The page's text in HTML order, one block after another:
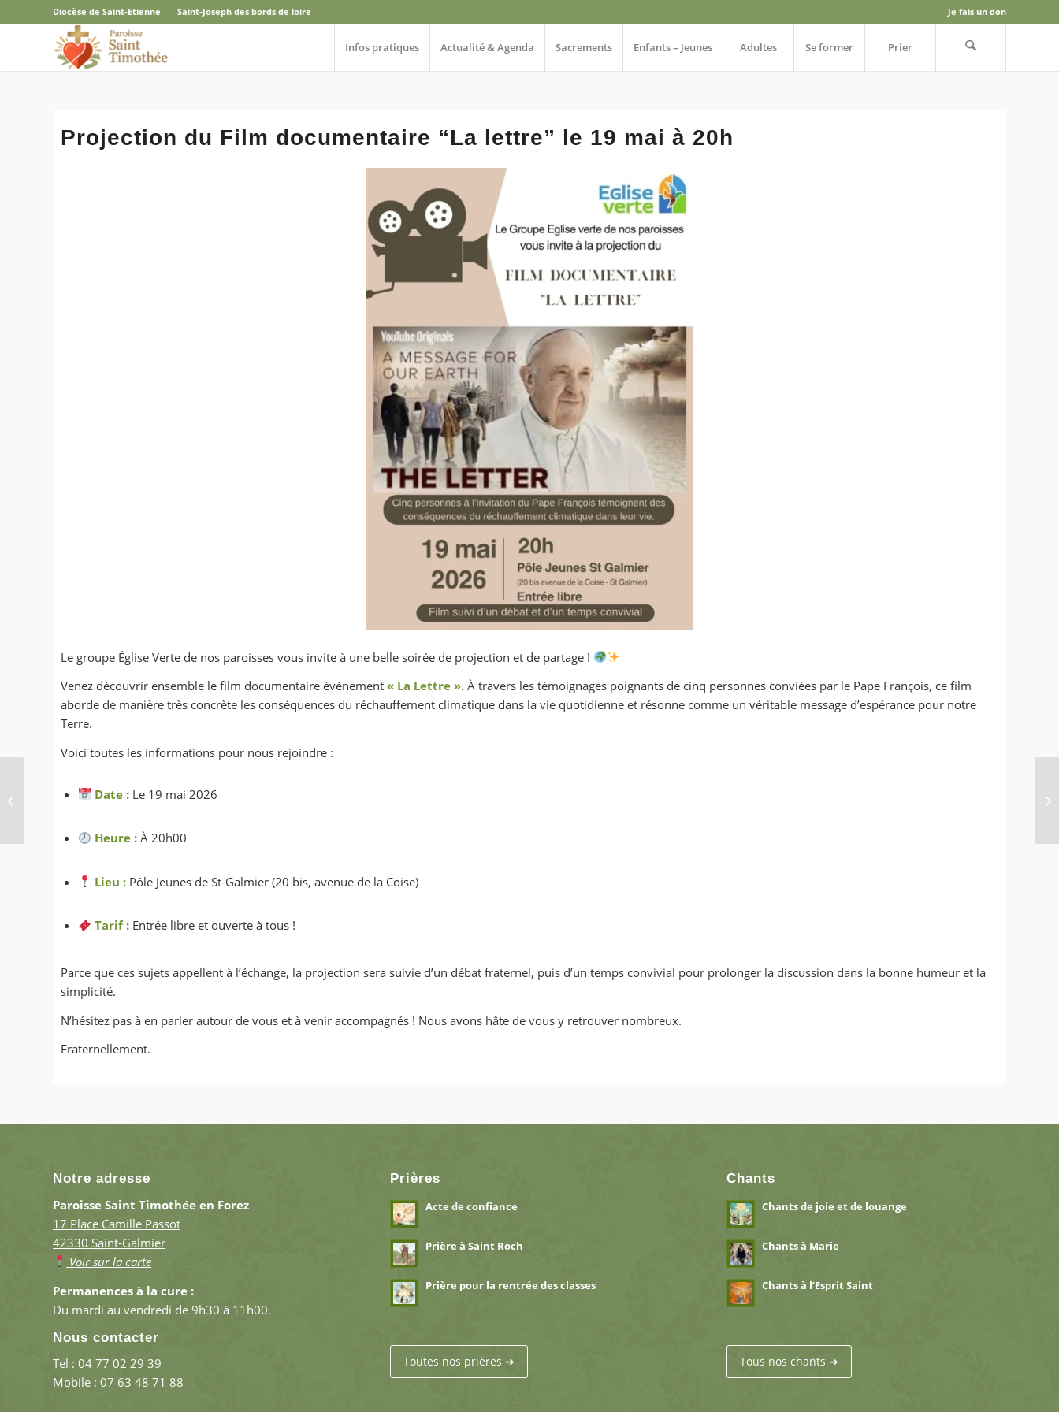
Diocèse de Saint-Etienne Saint-Joseph des bords de loire Je fais un don
Infos pratiques Actualité & Agenda Sacrements Enfants – Jeunes Adultes Se former Prier
Projection du Film documentaire “La lettre” le 19 mai à 20h
Le groupe Église Verte de nos paroisses vous invite à une belle soirée de projection et de partage !
Venez découvrir ensemble le film documentaire événement « La Lettre ». À travers les témoignages poignants de cinq personnes conviées par le Pape François, ce film
aborde de manière très concrète les conséquences du réchauffement climatique dans la vie quotidienne et résonne comme un véritable message d’espérance pour notre
Terre.
Voici toutes les informations pour nous rejoindre :
Date : Le 19 mai 2026
Heure : À 20h00
Lieu : Pôle Jeunes de St-Galmier (20 bis, avenue de la Coise)
Tarif : Entrée libre et ouverte à tous !
Parce que ces sujets appellent à l’échange, la projection sera suivie d’un débat fraternel, puis d’un temps convivial pour prolonger la discussion dans la bonne humeur et la
simplicité.
N’hésitez pas à en parler autour de vous et à venir accompagnés ! Nous avons hâte de vous y retrouver nombreux.
Fraternellement.
Notre adresse
Paroisse Saint Timothée en Forez
17 Place Camille Passot
42330 Saint-Galmier
Voir sur la carte
Permanences à la cure :
Du mardi au vendredi de 9h30 à 11h00.
Nous contacter
Tel : 04 77 02 29 39
Mobile : 07 63 48 71 88
Prières
Acte de confiance
Prière à Saint Roch
Prière pour la rentrée des classes
Toutes nos prières ➔
Chants
Chants de joie et de louange
Chants à Marie
Chants à l’Esprit Saint
Tous nos chants ➔
chrétienne de